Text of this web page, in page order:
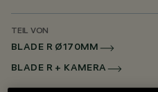
TEIL VON
BLADE R Ø170MM
BLADE R + KAMERA